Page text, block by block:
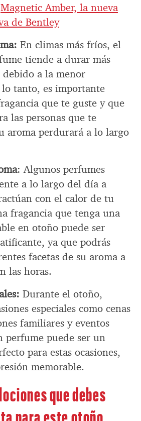
Magnetic Amber, la nueva
de Bentley
En climas más fríos, el
tiende a durar más
a la menor
tanto, es importante
que te guste y que
las personas que te
aroma perdurará a lo largo
: Algunos perfumes
a lo largo del día a
con el calor de tu
fragancia que tenga una
en otoño puede ser
ya que podrás
facetas de su aroma a
las horas.
Durante el otoño,
especiales como cenas
familiares y eventos
perfume puede ser un
para estas ocasiones,
memorable.
que debes
para este otoño